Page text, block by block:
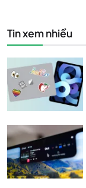
Tin xem nhiều